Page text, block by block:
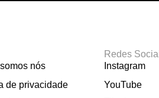
nós
de privacidade
Redes
Instagram
YouTube